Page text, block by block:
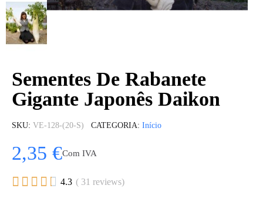
Sementes De Rabanete
Gigante Japonês Daikon
SKU VE-128-(20-S) CATEGORIA Início
2,35 €Com IVA
     4.3 ( 31 reviews)